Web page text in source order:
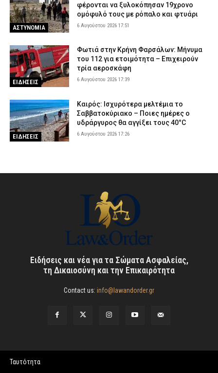
ΑΣΤΥΝΟΜΙΑ
φέρονται να ξυλοκόπησαν 19χρονο
ομόφυλό τους με ρόπαλο και φτυάρι
6 Αυγούστου 2026 17:51
ΕΙΔΗΣΕΙΣ
Φωτιά στην Κρήνη Φαρσάλων: Μήνυμα
του 112 για ετοιμότητα – Επιχειρούν
τρία αεροσκάφη
6 Αυγούστου 2026 17:39
ΕΙΔΗΣΕΙΣ
Καιρός: Ισχυρότερα μελτέμια το
Σαββατοκύριακο – Ποιες ημέρες ο
υδράργυρος θα αγγίξει τους 40°C
6 Αυγούστου 2026 17:26
Ειδήσεις και νέα για τα Σώματα Ασφαλείας,
τη Δικαιοσύνη και την Επικαιρότητα
Contact us: info@lawandorder.gr
Ταυτότητα